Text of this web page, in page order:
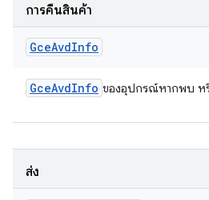
การคืนสินค้า
GceAvdInfo
GceAvdInfo ของอุปกรณ์หากพบ ห
ส่ง